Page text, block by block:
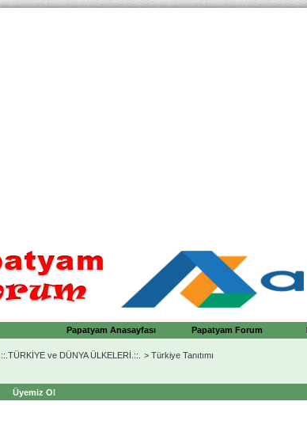
Papatyam Anasayfası Papatyam Forum
..::.TÜRKİYE ve DÜNYA ÜLKELERİ.::. > Türkiye Tanıtımı
Üyemiz Ol